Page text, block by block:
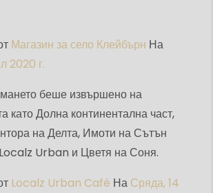
Магазин за село Клейбърн На
2020 г.
беше извършено на
като Долна континентална част,
на Делта, Имоти на Сътън
Urban и Цветя на Соня.
Localz Urban Café На Сряда, 14